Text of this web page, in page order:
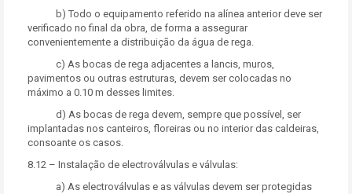
b) Todo o equipamento referido na alínea anterior deve ser
verificado no final da obra, de forma a assegurar
convenientemente a distribuição da água de rega.
c) As bocas de rega adjacentes a lancis, muros,
pavimentos ou outras estruturas, devem ser colocadas no
máximo a 0.10 m desses limites.
d) As bocas de rega devem, sempre que possível, ser
implantadas nos canteiros, floreiras ou no interior das caldeiras,
consoante os casos.
8.12 – Instalação de electroválvulas e válvulas:
a) As electroválvulas e as válvulas devem ser protegidas